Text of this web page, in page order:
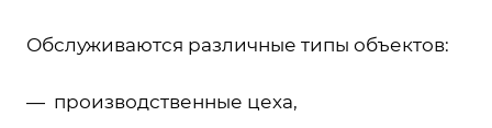
Обслуживаются различные типы объектов:
— производственные цеха,